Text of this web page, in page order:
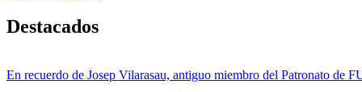
Destacados
En recuerdo de Josep Vilarasau, antiguo miembro del Patronato de